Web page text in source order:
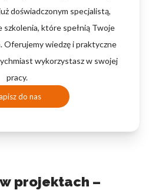
doświadczonym specjalistą,
szkolenia, które spełnią Twoje
Oferujemy wiedzę i praktyczne
wykorzystasz w swojej
pracy.
do nas
projektach –